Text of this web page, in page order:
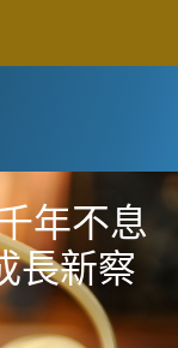
年不息
長新察